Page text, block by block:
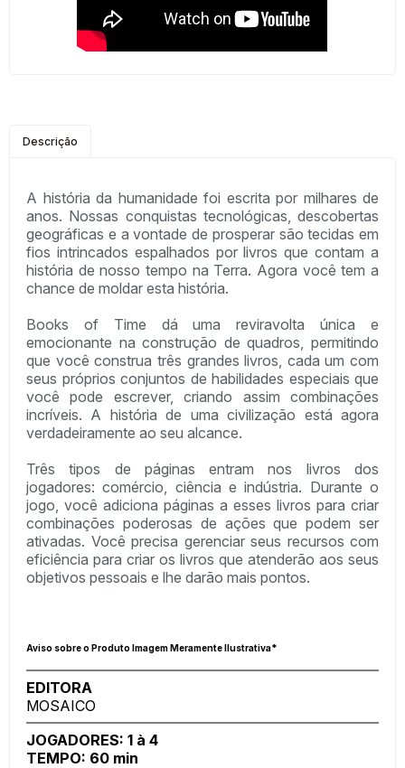
Descrição
A história da humanidade foi escrita por milhares de
anos. Nossas conquistas tecnológicas, descobertas
geográficas e a vontade de prosperar são tecidas em
fios intrincados espalhados por livros que contam a
história de nosso tempo na Terra. Agora você tem a
chance de moldar esta história.
Books of Time dá uma reviravolta única e
emocionante na construção de quadros, permitindo
que você construa três grandes livros, cada um com
seus próprios conjuntos de habilidades especiais que
você pode escrever, criando assim combinações
incríveis. A história de uma civilização está agora
verdadeiramente ao seu alcance.
Três tipos de páginas entram nos livros dos
jogadores: comércio, ciência e indústria. Durante o
jogo, você adiciona páginas a esses livros para criar
combinações poderosas de ações que podem ser
ativadas. Você precisa gerenciar seus recursos com
eficiência para criar os livros que atenderão aos seus
objetivos pessoais e lhe darão mais pontos.
Aviso sobre o Produto Imagem Meramente Ilustrativa*
EDITORA
MOSAICO
JOGADORES: 1 à 4
TEMPO: 60 min